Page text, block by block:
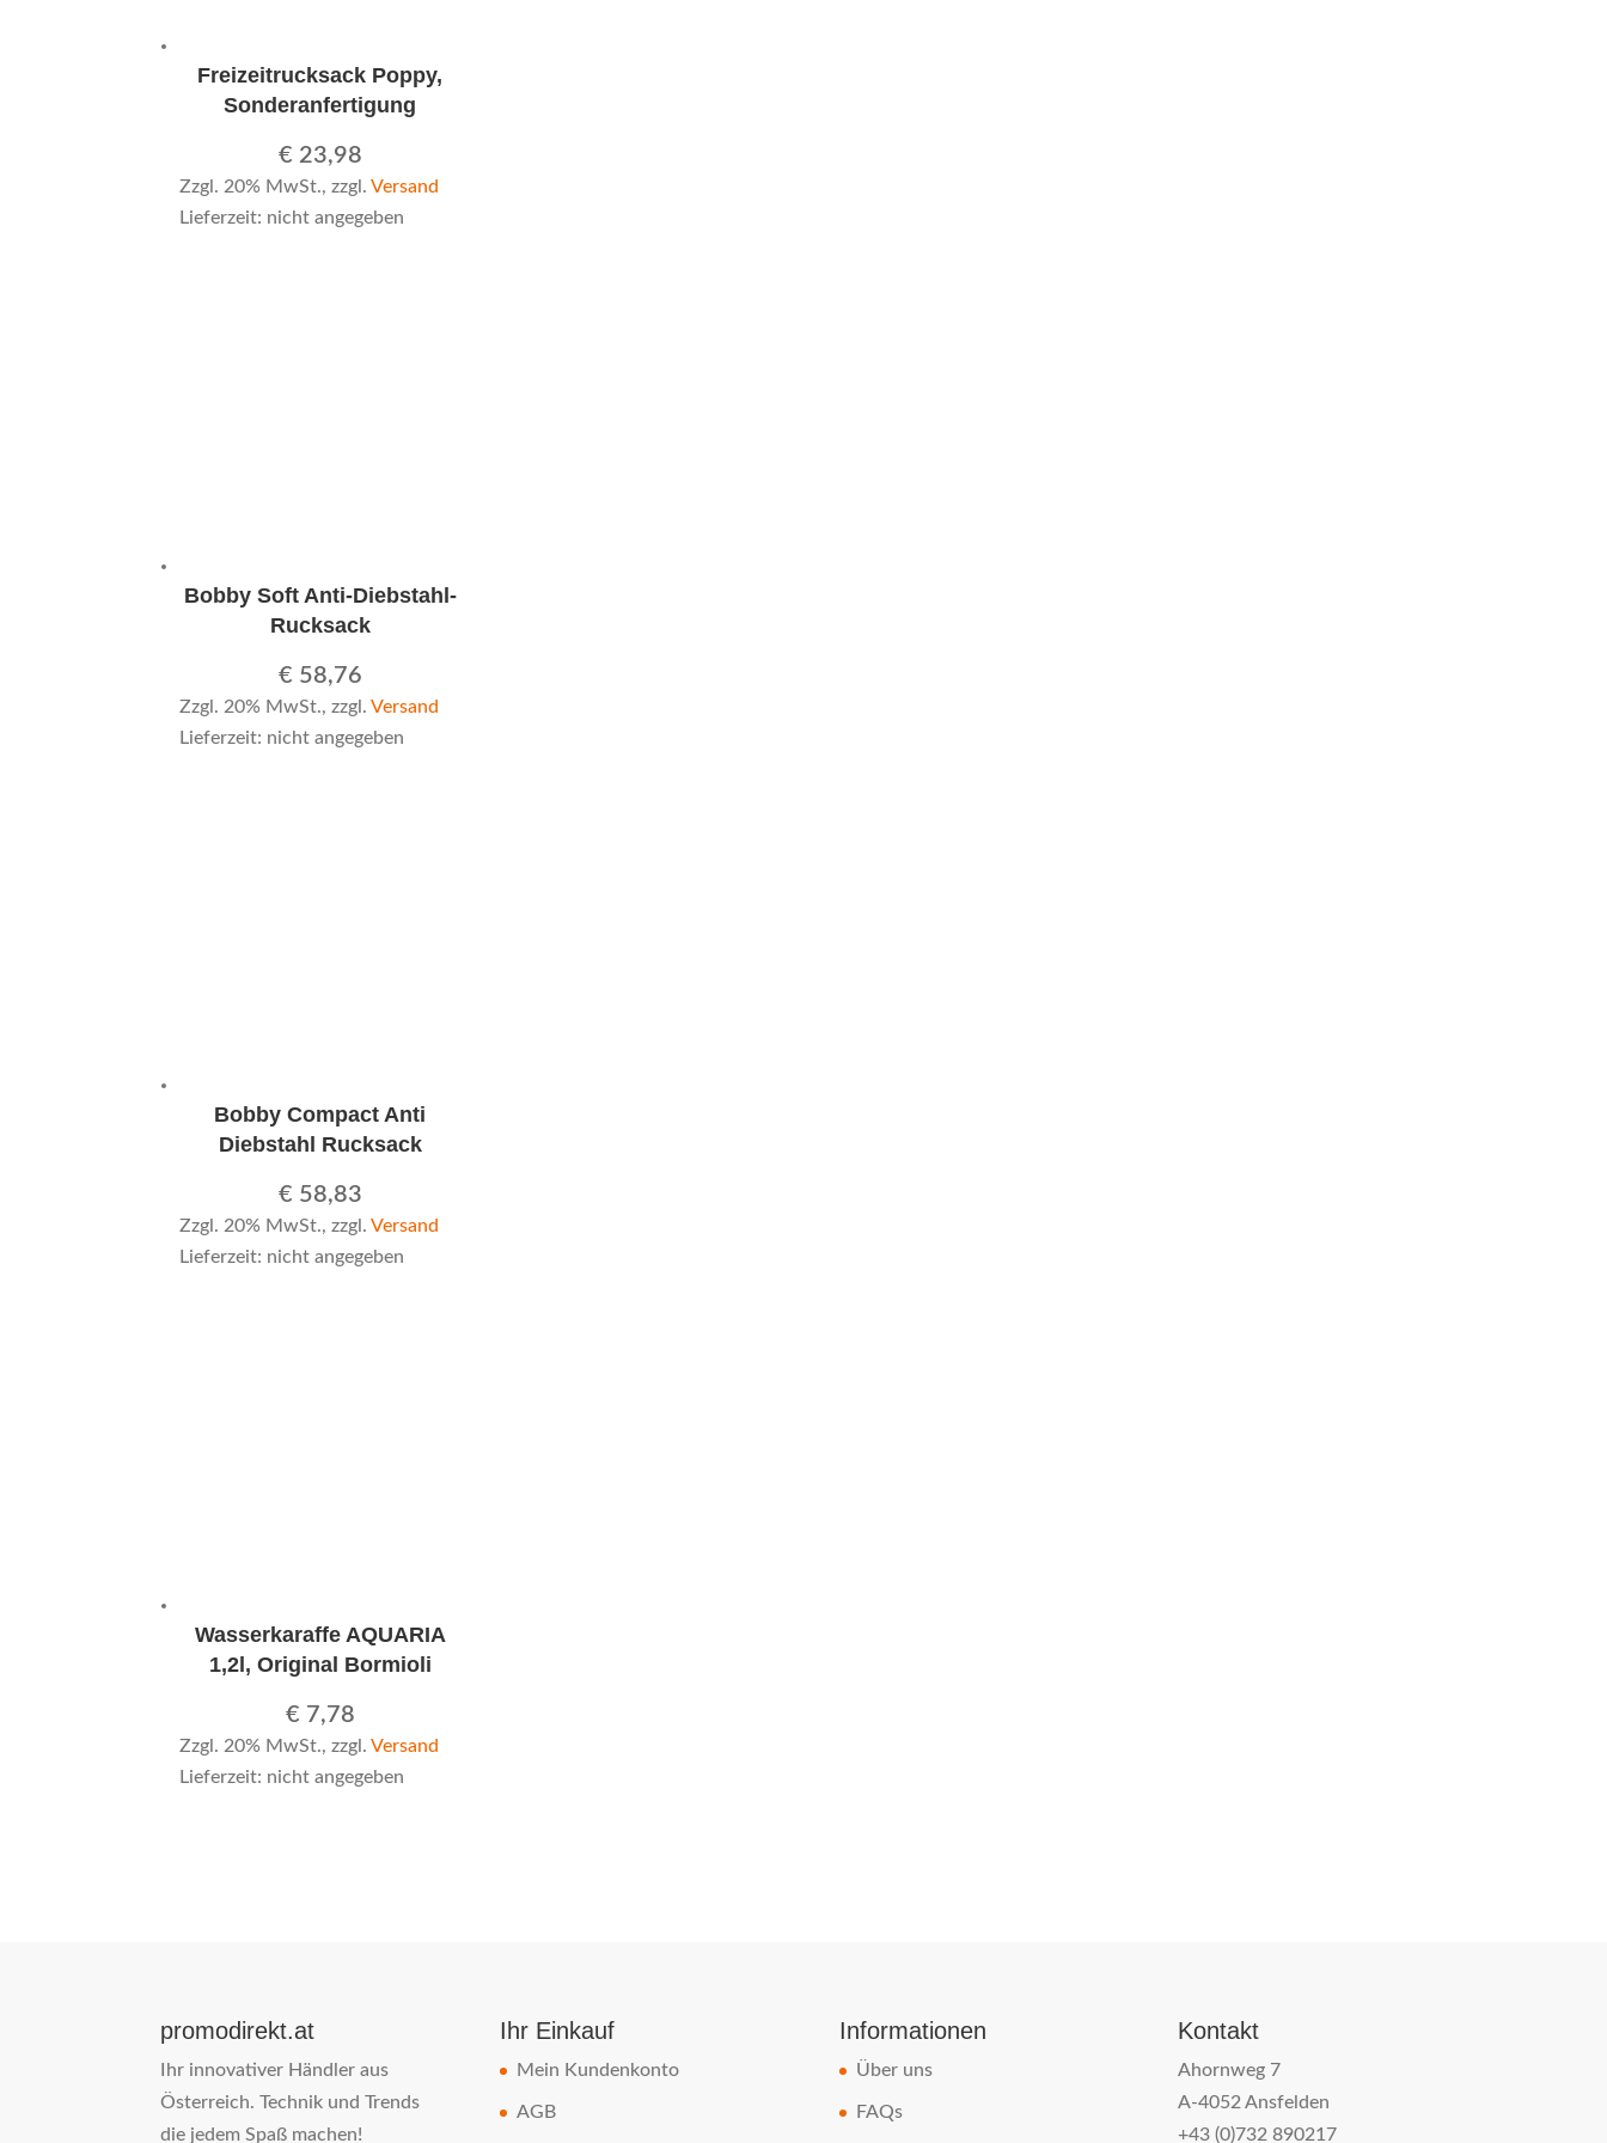
Freizeitrucksack Poppy,
Sonderanfertigung
€ 23,98
Zzgl. 20% MwSt., zzgl.Versand
Lieferzeit: nicht angegeben
Bobby Soft Anti-Diebstahl-
Rucksack
€ 58,76
Zzgl. 20% MwSt., zzgl.Versand
Lieferzeit: nicht angegeben
Bobby Compact Anti
Diebstahl Rucksack
€ 58,83
Zzgl. 20% MwSt., zzgl.Versand
Lieferzeit: nicht angegeben
Wasserkaraffe AQUARIA
1,2l, Original Bormioli
€ 7,78
Zzgl. 20% MwSt., zzgl.Versand
Lieferzeit: nicht angegeben
promodirekt.at
Ihr innovativer Händler aus
Österreich. Technik und Trends
die jedem Spaß machen!
Ihr Einkauf
Mein Kundenkonto
AGB
Informationen
Über uns
FAQs
Kontakt
Ahornweg 7
A-4052 Ansfelden
+43 (0)732 890217